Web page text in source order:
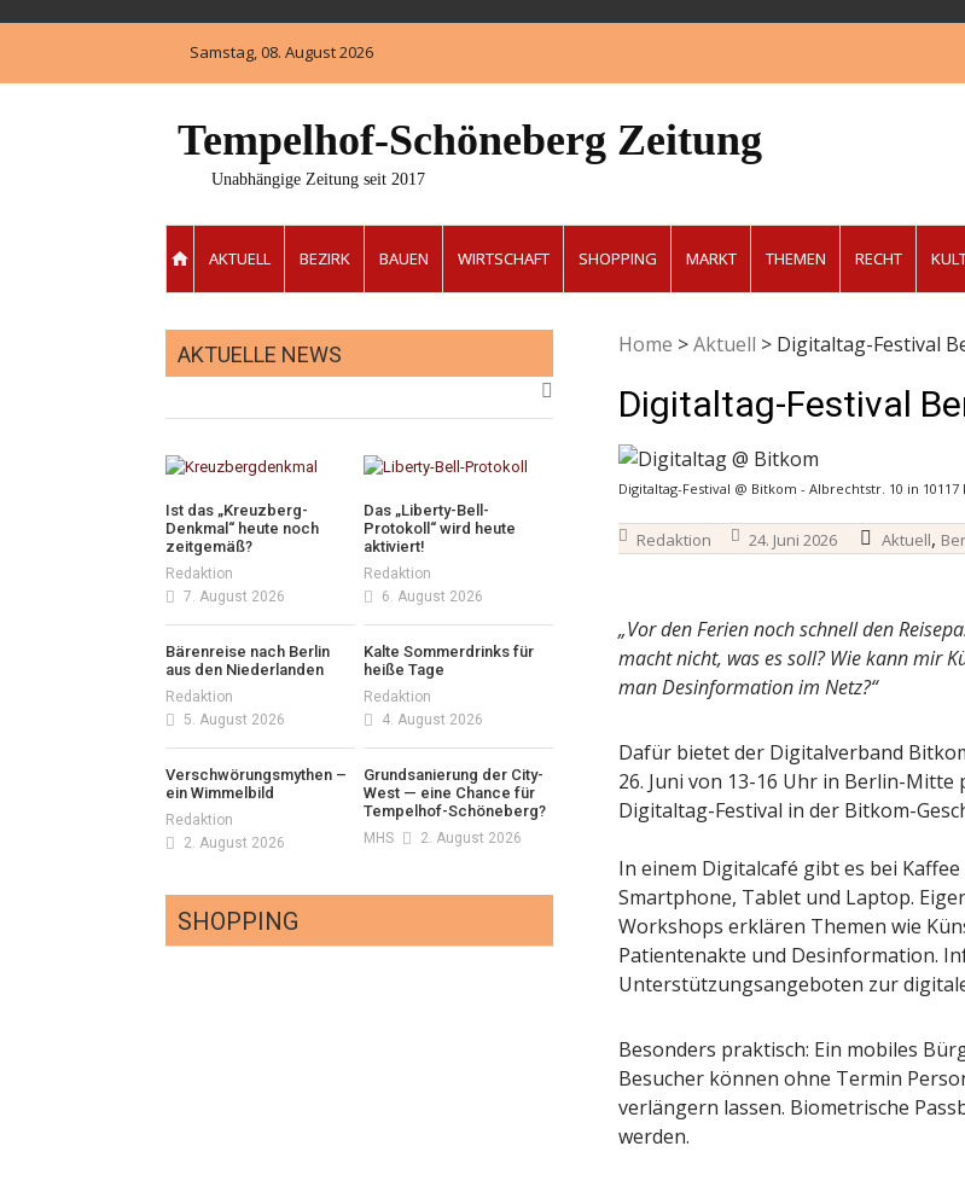
Samstag, 08. August 2026
Tempelhof-Schöneberg Zeitung
Unabhängige Zeitung seit 2017
AKTUELL BEZIRK BAUEN WIRTSCHAFT SHOPPING MARKT THEMEN RECHT
Home >Aktuell > Digitaltag-Festival
Digitaltag-Festival
Digitaltag-Festival @ Bitkom - Albrechtstr. 10 in
Redaktion 24. Juni 2026 Aktuell,
„Vor den Ferien noch schnell den
macht nicht, was es soll? Wie kann mir
man Desinformation im Netz?“
Dafür bietet der Digitalverband
26. Juni von 13-16 Uhr in Berlin-
Digitaltag-Festival in der Bitkom-
In einem Digitalcafé gibt es bei
Smartphone, Tablet und Laptop.
Workshops erklären Themen wie
Patientenakte und Desinformation.
Unterstützungsangeboten zur
Besonders praktisch: Ein mobiles
Besucher können ohne Termin
verlängern lassen. Biometrische
werden.
AKTUELLE NEWS
Ist das „Kreuzberg-
Denkmal“ heute noch
zeitgemäß?
Redaktion
7. August 2026
Das „Liberty-Bell-
Protokoll“ wird heute
aktiviert!
Redaktion
6. August 2026
Bärenreise nach Berlin
aus den Niederlanden
Redaktion
5. August 2026
Kalte Sommerdrinks für
heiße Tage
Redaktion
4. August 2026
Verschwörungsmythen –
ein Wimmelbild
Redaktion
2. August 2026
Grundsanierung der City-
West — eine Chance für
Tempelhof-Schöneberg?
MHS 2. August 2026
SHOPPING